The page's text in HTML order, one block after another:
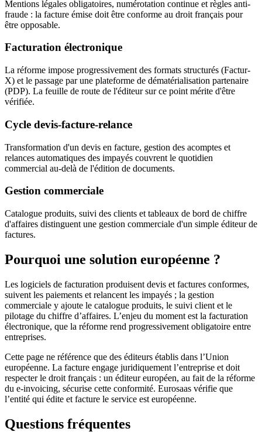
Mentions légales obligatoires, numérotation continue et règles anti-
fraude : la facture émise doit être conforme au droit français pour
être opposable.
Facturation électronique
La réforme impose progressivement des formats structurés (Factur-
X) et le passage par une plateforme de dématérialisation partenaire
(PDP). La feuille de route de l'éditeur sur ce point mérite d'être
vérifiée.
Cycle devis-facture-relance
Transformation d'un devis en facture, gestion des acomptes et
relances automatiques des impayés couvrent le quotidien
commercial au-delà de l'édition de documents.
Gestion commerciale
Catalogue produits, suivi des clients et tableaux de bord de chiffre
d'affaires distinguent une gestion commerciale d'un simple éditeur de
factures.
Pourquoi une solution européenne ?
Les logiciels de facturation produisent devis et factures conformes,
suivent les paiements et relancent les impayés ; la gestion
commerciale y ajoute le catalogue produits, le suivi client et le
pilotage du chiffre d’affaires. L’enjeu du moment est la facturation
électronique, que la réforme rend progressivement obligatoire entre
entreprises.
Cette page ne référence que des éditeurs établis dans l’Union
européenne. La facture engage juridiquement l’entreprise et doit
respecter le droit français : un éditeur européen, au fait de la réforme
du e-invoicing, sécurise cette conformité. Eurosaas vérifie que
l’entité qui édite et facture le service est européenne.
Questions fréquentes